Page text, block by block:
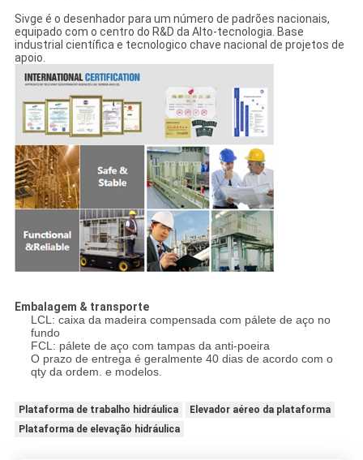
Sivge é o desenhador para um número de padrões nacionais,
equipado com o centro do R&D da Alto-tecnologia. Base
industrial científica e tecnologico chave nacional de projetos de
apoio.
Embalagem & transporte
LCL: caixa da madeira compensada com pálete de aço no
fundo
FCL: pálete de aço com tampas da anti-poeira
O prazo de entrega é geralmente 40 dias de acordo com o
qty da ordem. e modelos.
Plataforma de trabalho hidráulica
Elevador aéreo da plataforma
Plataforma de elevação hidráulica